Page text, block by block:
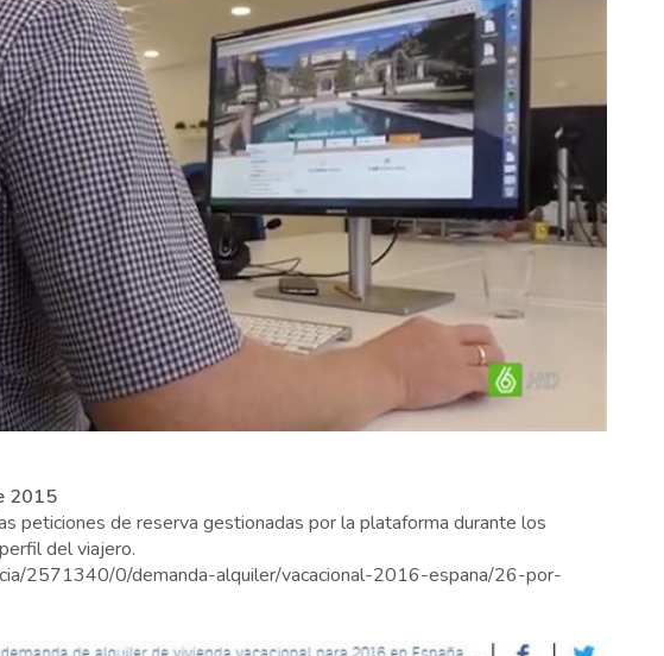
2015
peticiones de reserva gestionadas por la plataforma durante los
del viajero.
2571340/0/demanda-alquiler/vacacional-2016-espana/26-por-